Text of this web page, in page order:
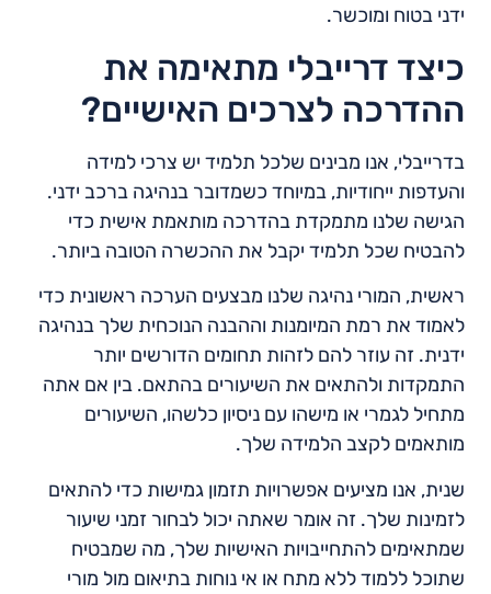
ידני בטוח ומוכשר.
כיצד דרייבלי מתאימה את
ההדרכה לצרכים האישיים?
בדרייבלי, אנו מבינים שלכל תלמיד יש צרכי למידה
והעדפות ייחודיות, במיוחד כשמדובר בנהיגה ברכב ידני.
הגישה שלנו מתמקדת בהדרכה מותאמת אישית כדי
להבטיח שכל תלמיד יקבל את ההכשרה הטובה ביותר.
ראשית, המורי נהיגה שלנו מבצעים הערכה ראשונית כדי
לאמוד את רמת המיומנות וההבנה הנוכחית שלך בנהיגה
ידנית. זה עוזר להם לזהות תחומים הדורשים יותר
התמקדות ולהתאים את השיעורים בהתאם. בין אם אתה
מתחיל לגמרי או מישהו עם ניסיון כלשהו, השיעורים
מותאמים לקצב הלמידה שלך.
שנית, אנו מציעים אפשרויות תזמון גמישות כדי להתאים
לזמינות שלך. זה אומר שאתה יכול לבחור זמני שיעור
שמתאימים להתחייבויות האישיות שלך, מה שמבטיח
שתוכל ללמוד ללא מתח או אי נוחות בתיאום מול מורי